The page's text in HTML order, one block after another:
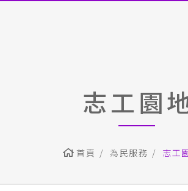
志工園
首頁 為民服務 志工